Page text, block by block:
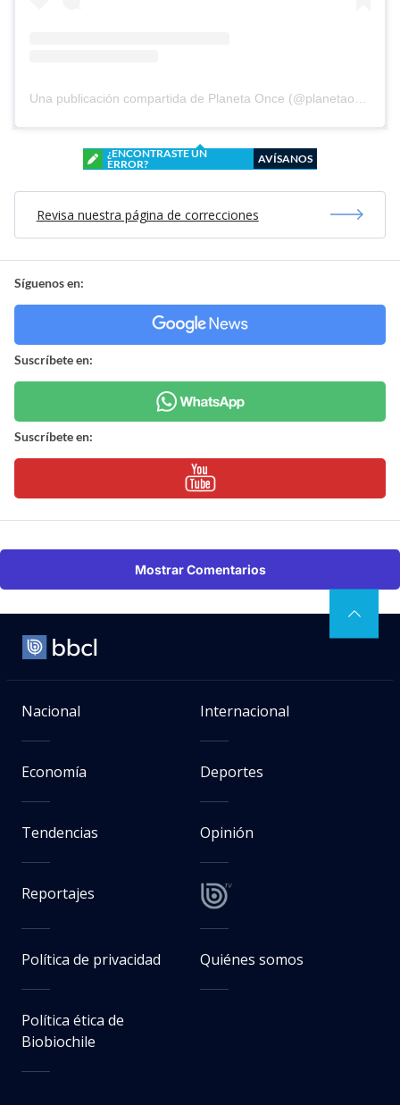
¿ENCONTRASTE UN
ERROR?
AVÍSANOS
Revisa nuestra página de correcciones
Síguenos en:
Suscríbete en:
Suscríbete en:
Mostrar Comentarios
Nacional Internacional
Economía Deportes
Tendencias Opinión
Reportajes
Política de privacidad Quiénes somos
Política ética de
Biobiochile